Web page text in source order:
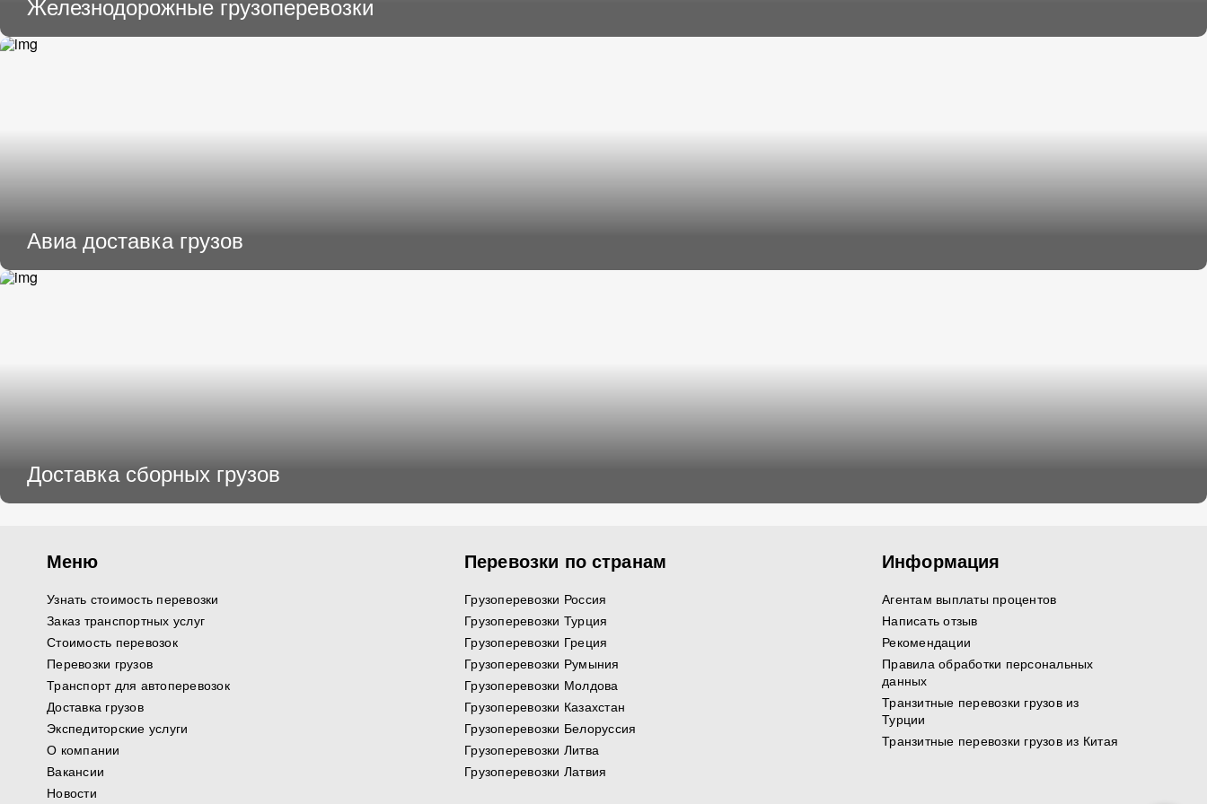
Авиа доставка грузов
Доставка сборных грузов
Меню
Узнать стоимость перевозки
Заказ транспортных услуг
Стоимость перевозок
Перевозки грузов
Транспорт для автоперевозок
Доставка грузов
Экспедиторские услуги
О компании
Вакансии
Новости
Перевозки по странам
Грузоперевозки Россия
Грузоперевозки Турция
Грузоперевозки Греция
Грузоперевозки Румыния
Грузоперевозки Молдова
Грузоперевозки Казахстан
Грузоперевозки Белоруссия
Грузоперевозки Литва
Грузоперевозки Латвия
Информация
Агентам выплаты процентов
Написать отзыв
Рекомендации
Правила обработки персональных
данных
Транзитные перевозки грузов из
Турции
Транзитные перевозки грузов из Китая